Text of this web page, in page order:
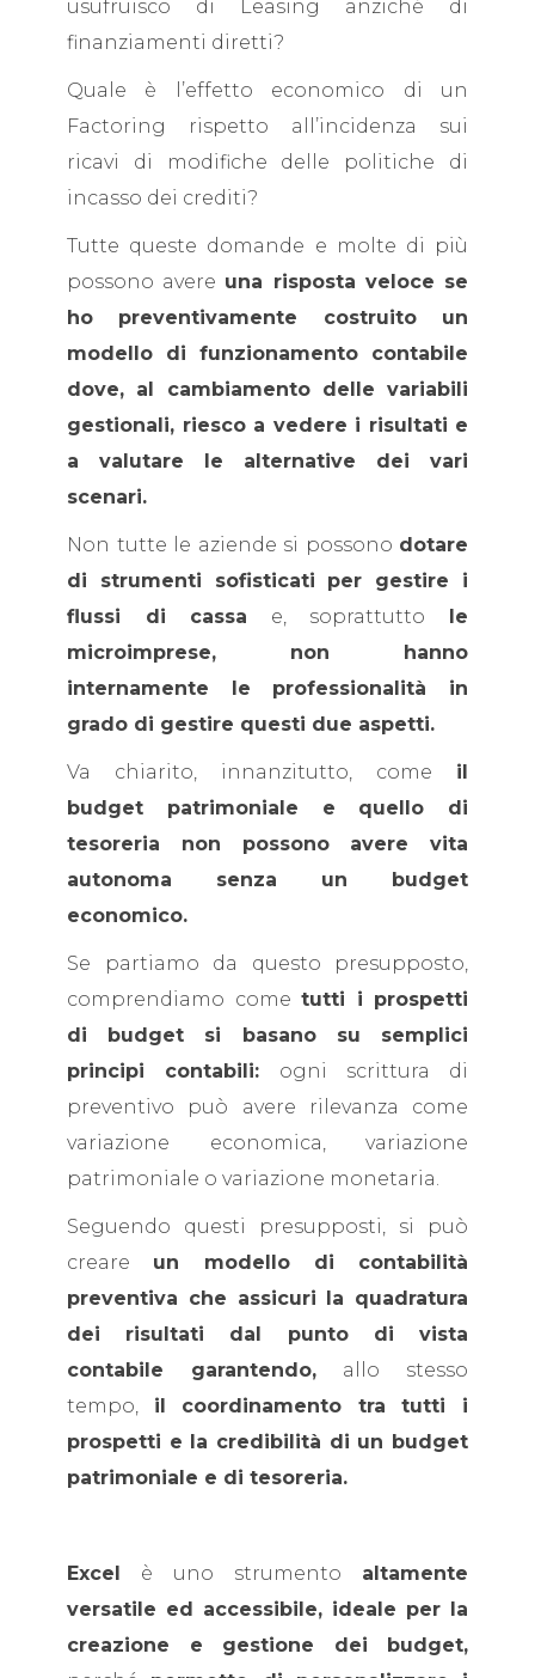
usufruisco di Leasing anziché di
finanziamenti diretti?
Quale è l’effetto economico di un
Factoring rispetto all’incidenza sui
ricavi di modifiche delle politiche di
incasso dei crediti?
Tutte queste domande e molte di più
possono avere una risposta veloce se
ho preventivamente costruito un
modello di funzionamento contabile
dove, al cambiamento delle variabili
gestionali, riesco a vedere i risultati e
a valutare le alternative dei vari
scenari.
Non tutte le aziende si possono dotare
di strumenti sofisticati per gestire i
flussi di cassa e, soprattutto
le
microimprese, non hanno
internamente le professionalità in
grado di gestire questi due aspetti.
Va chiarito, innanzitutto, come il
budget patrimoniale e quello di
tesoreria non possono avere vita
autonoma senza un budget
economico.
Se partiamo da questo presupposto,
comprendiamo come tutti i prospetti
di budget si basano su semplici
principi contabili: ogni scrittura di
preventivo può avere rilevanza come
variazione economica, variazione
patrimoniale o variazione monetaria.
Seguendo questi presupposti, si può
creare un modello di contabilità
preventiva che assicuri la quadratura
dei risultati dal punto di vista
contabile garantendo, allo stesso
tempo, il coordinamento tra tutti i
prospetti e la credibilità di un budget
patrimoniale e di tesoreria.
Excel è uno strumento altamente
versatile ed accessibile, ideale per la
creazione e gestione dei budget,